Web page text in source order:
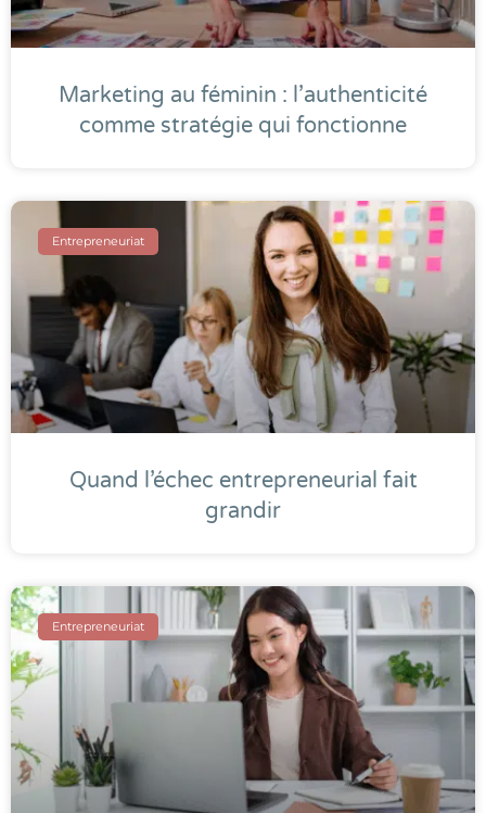
Marketing au féminin : l’authenticité
comme stratégie qui fonctionne
Entrepreneuriat
Quand l’échec entrepreneurial fait
grandir
Entrepreneuriat